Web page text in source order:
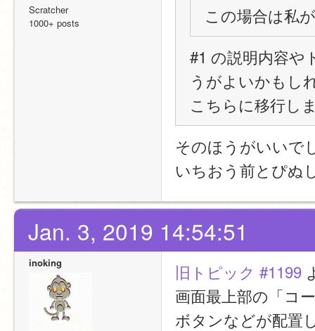
Scratcher
1000+ posts
この場合は私
#1 の説明内容や
うがよいかもし
こちらに移行し
そのほうがいいで
いちおう前とぴぬ
Jan. 3, 2019 14:54:51
inoking 旧トピック #1199
画面最上部の「コ
ボタンなどが配置